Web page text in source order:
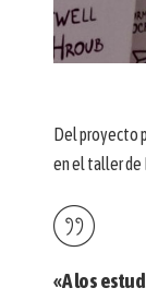
Del proyecto
en el taller de
«A los